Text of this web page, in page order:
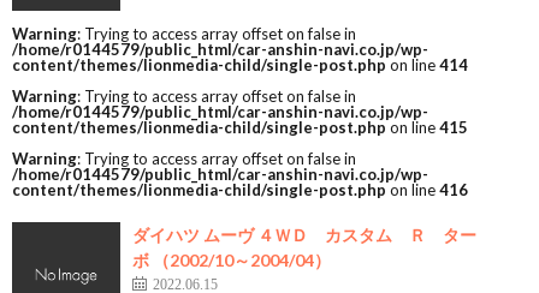
Warning: Trying to access array offset on false in
/home/r0144579/public_html/car-anshin-navi.co.jp/wp-
content/themes/lionmedia-child/single-post.php on line414
Warning: Trying to access array offset on false in
/home/r0144579/public_html/car-anshin-navi.co.jp/wp-
content/themes/lionmedia-child/single-post.php on line415
Warning: Trying to access array offset on false in
/home/r0144579/public_html/car-anshin-navi.co.jp/wp-
content/themes/lionmedia-child/single-post.php on line416
ダイハツ ムーヴ ４ＷＤ カスタム Ｒ ター
ボ （2002/10～2004/04）
2022.06.15